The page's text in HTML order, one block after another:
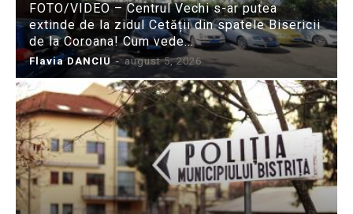
FOTO/VIDEO – Centrul Vechi s-ar putea
extinde de la zidul Cetății din spatele Bisericii
de la Coroana! Cum vede...
Flavia DANCIU - august 5, 2026